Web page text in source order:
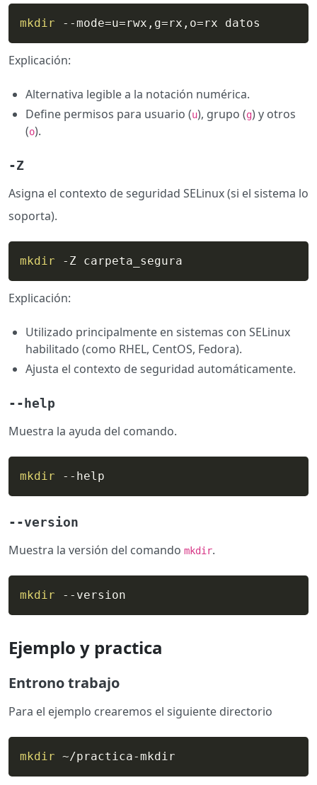
mkdir --mode=u=rwx,g=rx,o=rx datos
Explicación:
Alternativa legible a la notación numérica.
Define permisos para usuario (u), grupo (g) y otros
(o).
-Z
Asigna el contexto de seguridad SELinux (si el sistema lo
soporta).
mkdir -Z carpeta_segura
Explicación:
Utilizado principalmente en sistemas con SELinux
habilitado (como RHEL, CentOS, Fedora).
Ajusta el contexto de seguridad automáticamente.
--help
Muestra la ayuda del comando.
mkdir --help
--version
Muestra la versión del comando mkdir.
mkdir --version
Ejemplo y practica
Entrono trabajo
Para el ejemplo crearemos el siguiente directorio
mkdir ~/practica-mkdir